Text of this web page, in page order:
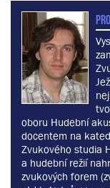
oboru Hudební
docentem na
Zvukového studia
a hudební režií
zvukových forem